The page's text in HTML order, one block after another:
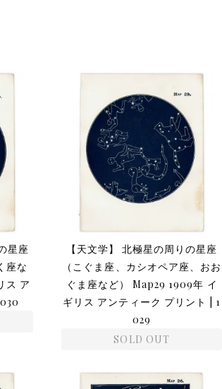
星座
座な
ス ア
【天文学】 北極星の周りの星座
（こぐま座、カシオペア座、おお
ぐま座など） Map29 1909年 イ
ギリス アンティーク プリント | 1
029
SOLD OUT